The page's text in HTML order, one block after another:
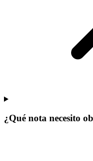
¿Qué nota necesito